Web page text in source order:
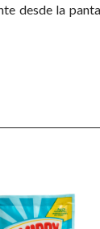
desde la